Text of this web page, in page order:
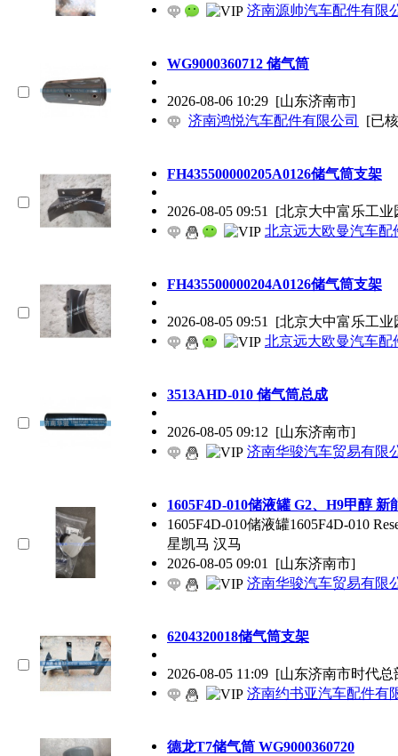
济南源帅汽车配件有限
WG9000360712 储气筒
2026-08-06 10:29 [山东济南市]
济南鸿悦汽车配件有限公司 [已
FH435500000205A0126储气筒支架
2026-08-05 09:51 [北京大中富乐工业
北京远大欧曼汽车配
FH435500000204A0126储气筒支架
2026-08-05 09:51 [北京大中富乐工业
北京远大欧曼汽车配
3513AHD-010 储气筒总成
2026-08-05 09:12 [山东济南市]
济南华骏汽车贸易有限
1605F4D-010储液罐 G2、H9甲醇
1605F4D-010储液罐1605F4D-010
星凯马 汉马
2026-08-05 09:01 [山东济南市]
济南华骏汽车贸易有限
6204320018储气筒支架
2026-08-05 11:09 [山东济南市时代总
济南约书亚汽车配件有
德龙T7储气筒 WG9000360720